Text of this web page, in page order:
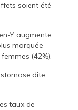
soient été
Y augmente
marquée
(42%).
dite
taux de